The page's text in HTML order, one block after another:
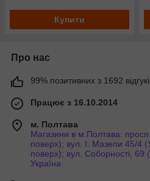
Купити
Про нас
99% позитивних з 1692
Працює з 16.10.2014
м. Полтава
Магазини в м.Полтава:
поверх); вул. І. Мазепи 45/4
поверх); вул. Соборності, 69
Україна